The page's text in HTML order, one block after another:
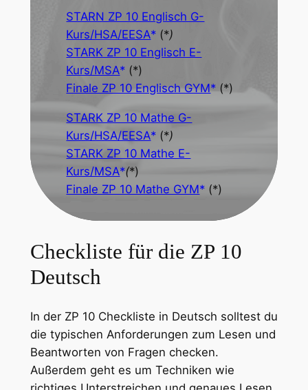
STARN ZP 10 Englisch G-
Kurs/HSA/EESA
(*)
STARK ZP 10 Englisch E-
Kurs/MSA
(*)
Finale ZP 10 Englisch GYM
(*)
STARK ZP 10 Mathe G-
Kurs/HSA/EESA
(*)
STARK ZP 10 Mathe E-
Kurs/MSA (*)
Finale ZP 10 Mathe GYM
(*)
Checkliste für die ZP 10
Deutsch
In der ZP 10 Checkliste in Deutsch solltest du
die typischen Anforderungen zum Lesen und
Beantworten von Fragen checken.
Außerdem geht es um Techniken wie